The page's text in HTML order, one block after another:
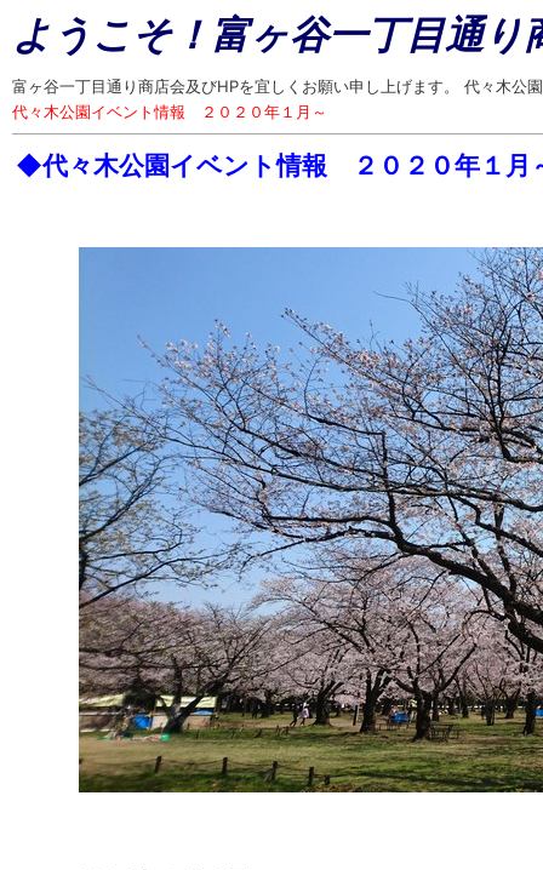
ようこそ！富ヶ谷一丁目通り
富ヶ谷一丁目通り商店会及びHPを宜しくお願い申し上げます。 代々木公
代々木公園イベント情報 ２０２０年１月～
◆代々木公園イベント情報 ２０２０年１月